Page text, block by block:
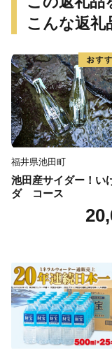
こんな返礼
福井県池田町
池田産サイダー！い
ダ コース